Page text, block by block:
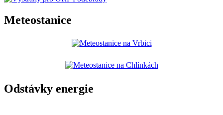
Meteostanice
Odstávky energie